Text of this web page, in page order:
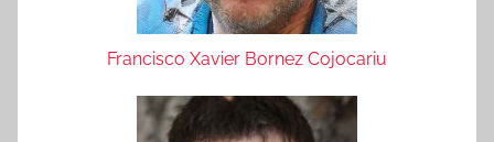
Francisco Xavier Bornez Cojocariu